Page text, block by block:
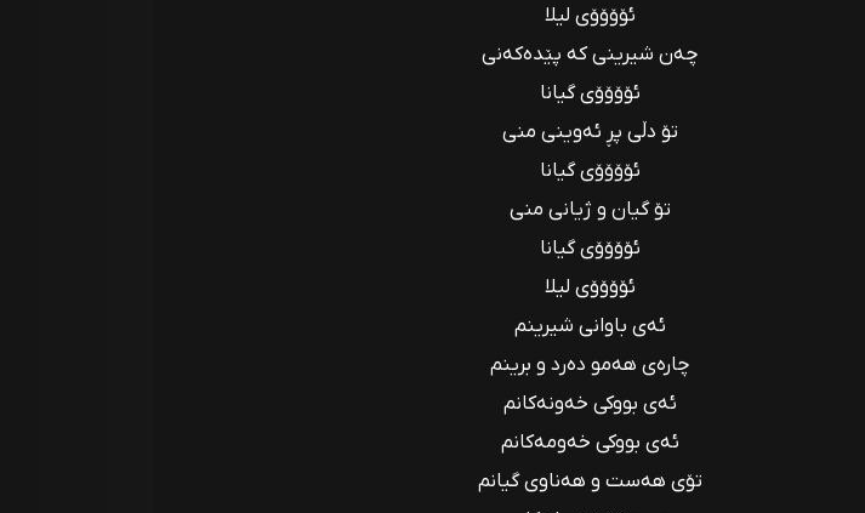
ئۆۆۆۆی ليلا
چەن شیرینی کە پێدەکەنی
ئۆۆۆۆی گیانا
تۆ دڵی پڕ ئەوینی منی
ئۆۆۆۆی گیانا
تۆ گیان و ژیانی منی
ئۆۆۆۆی گیانا
ئۆۆۆۆی ليلا
ئەی باوانی شیرینم
چارەی هەمو دەرد و برینم
ئەی بووکی خەونەکانم
ئەی بووکی خەومەکانم
تۆی هەست و هەناوی گیانم